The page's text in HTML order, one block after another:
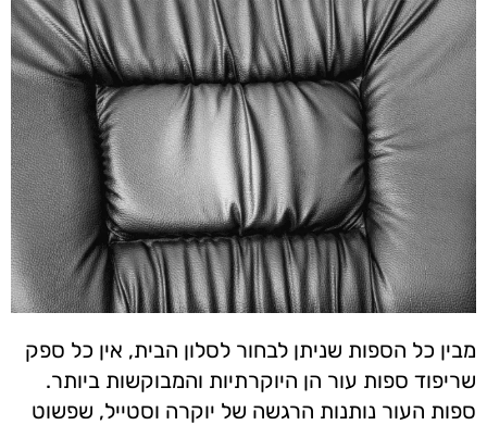
מבין כל הספות שניתן לבחור לסלון הבית, אין כל ספק
שריפוד ספות עור הן היוקרתיות והמבוקשות ביותר.
ספות העור נותנות הרגשה של יוקרה וסטייל, שפשוט